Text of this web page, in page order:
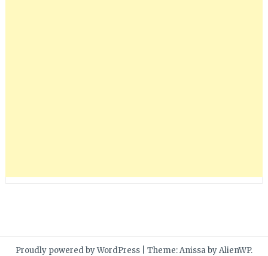
Proudly powered by WordPress Theme: Anissa byAlienWP.